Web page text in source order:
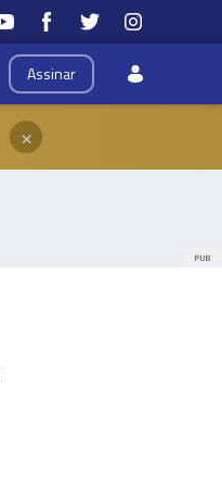
Assinar
×
PUB